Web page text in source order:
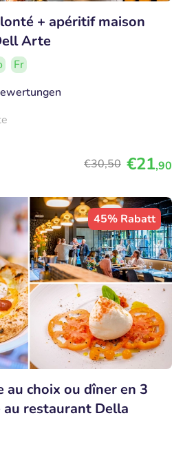
+ apéritif maison
Arte
Fr
€30,50 €21,90
45% Rabatt
au choix ou dîner en 3
au restaurant Della